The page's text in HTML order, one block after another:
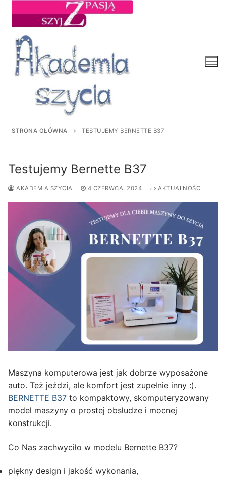
STRONA GŁÓWNA TESTUJEMY BERNETTE B37
Testujemy Bernette B37
AKADEMIA SZYCIA 4 CZERWCA, 2024 AKTUALNOŚCI
Maszyna komputerowa jest jak dobrze wyposażone
auto. Też jeździ, ale komfort jest zupełnie inny :).
BERNETTE B37 to kompaktowy, skomputeryzowany
model maszyny o prostej obsłudze i mocnej
konstrukcji.
Co Nas zachwyciło w modelu Bernette B37?
piękny design i jakość wykonania,